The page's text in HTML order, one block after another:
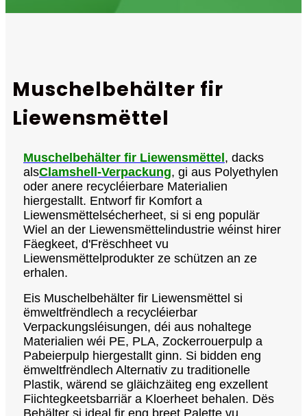
Muschelbehälter fir
Liewensmëttel
Muschelbehälter fir Liewensmëttel, dacks
alsClamshell-Verpackung, gi aus Polyethylen
oder anere recycléierbare Materialien
hiergestallt. Entworf fir Komfort a
Liewensmëttelsécherheet, si si eng populär
Wiel an der Liewensmëttelindustrie wéinst hirer
Fäegkeet, d'Frëschheet vu
Liewensmëttelprodukter ze schützen an ze
erhalen.
Eis Muschelbehälter fir Liewensmëttel si
ëmweltfrëndlech a recycléierbar
Verpackungsléisungen, déi aus nohaltege
Materialien wéi PE, PLA, Zockerrouerpulp a
Pabeierpulp hiergestallt ginn. Si bidden eng
ëmweltfrëndlech Alternativ zu traditionelle
Plastik, wärend se gläichzäiteg eng exzellent
Fiichtegkeetsbarriär a Kloerheet behalen. Dës
Behälter si ideal fir eng breet Palette vu